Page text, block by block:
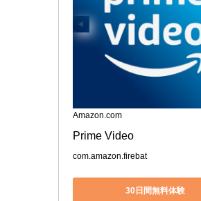
Amazon.com
Prime Video
com.amazon.firebat
30日間無料体験